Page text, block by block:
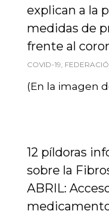
explican a la
medidas de
frente al
COVID-19,
(En la imagen
12 píldoras
sobre la
ABRIL: